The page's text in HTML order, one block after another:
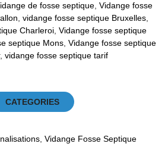
de fosse septique Vidange fosse
vidange fosse septique Bruxelles,
Charleroi, Vidange fosse septique
septique Mons, Vidange fosse septique
, vidange fosse septique tarif
CATEGORIES
Vidange Fosse Septique